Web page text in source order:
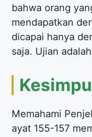
bahwa orang
mendapatkan
dicapai hanya
saja. Ujian
Memahami
ayat 155-157